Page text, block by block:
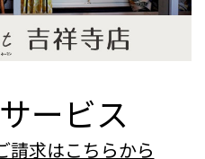
サービス